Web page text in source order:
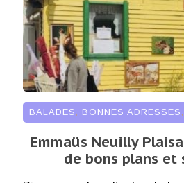
BALADES BONNES ADRESSES
Emmaüs Neuilly
de bons plans